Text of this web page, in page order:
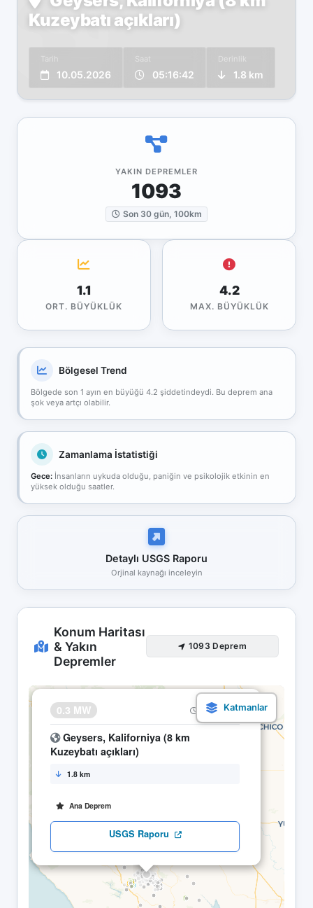
Kuzeybatı açıkları)
Tarih
10.05.2026
Saat
05:16:42
Derinlik
1.8 km
YAKIN DEPREMLER
1093
Son 30 gün, 100km
1.1
ORT. BÜYÜKLÜK
4.2
MAX. BÜYÜKLÜK
Bölgesel Trend
Bölgede son 1 ayın en büyüğü 4.2 şiddetindeydi. Bu deprem ana
şok veya artçı olabilir.
Zamanlama İstatistiği
Gece: İnsanların uykuda olduğu, paniğin ve psikolojik etkinin en
yüksek olduğu saatler.
Detaylı USGS Raporu
Orjinal kaynağı inceleyin
Konum Haritası
& Yakın
Depremler
1093 Deprem
0.3 MW 10.05 05:16
Geysers, Kaliforniya (8 km
Kuzeybatı açıkları)
1.8 km
Ana Deprem
USGS Raporu
×